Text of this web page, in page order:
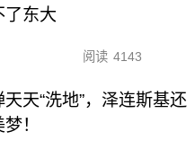
了东大
阅读 4143
天“洗地”，泽连斯基还
！